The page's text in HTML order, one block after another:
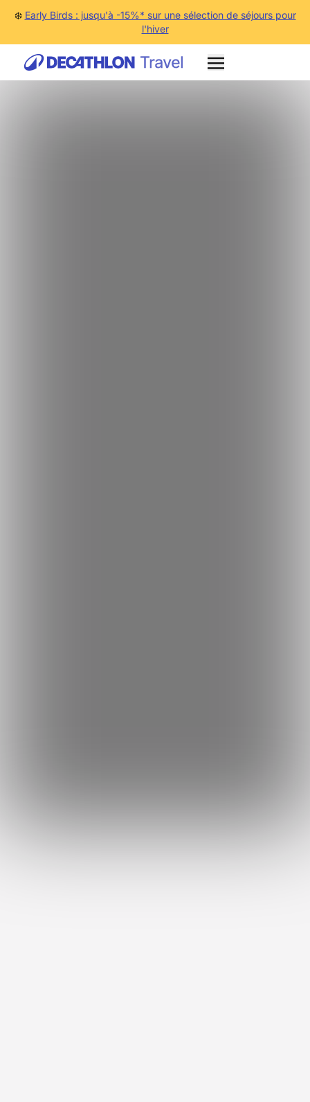
❄️ Early Birds : jusqu'à -15%* sur une sélection de séjours pour
l'hiver